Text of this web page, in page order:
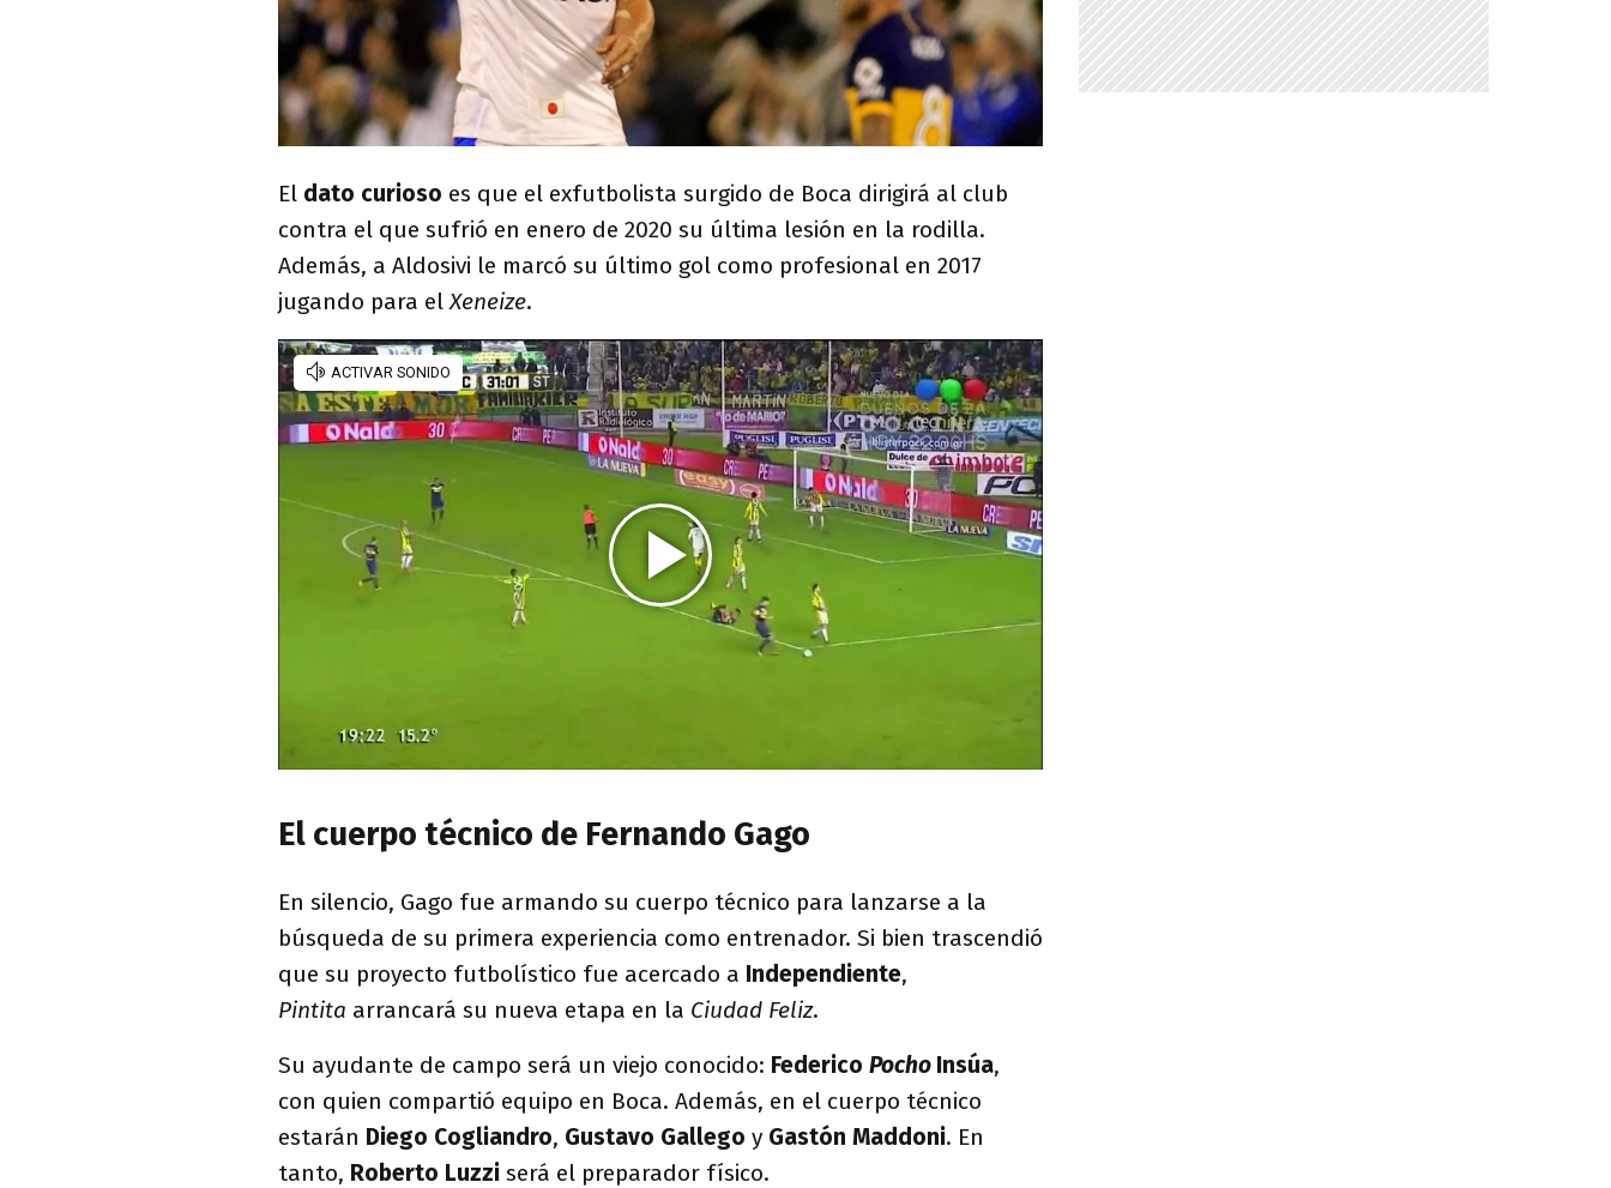
El dato curioso es que el exfutbolista surgido de Boca dirigirá al club
contra el que sufrió en enero de 2020 su última lesión en la rodilla.
Además, a Aldosivi le marcó su último gol como profesional en 2017
jugando para elXeneize.
El cuerpo técnico de Fernando Gago
En silencio, Gago fue armando su cuerpo técnico para lanzarse a la
búsqueda de su primera experiencia como entrenador. Si bien trascendió
que su proyecto futbolístico fue acercado a Independiente,
Pintita arrancará su nueva etapa en la Ciudad Feliz.
Su ayudante de campo será un viejo conocido: Federico Pocho Insúa,
con quien compartió equipo en Boca. Además, en el cuerpo técnico
estarán Diego Cogliandro, Gustavo Gallego y Gastón Maddoni. En
tanto, Roberto Luzzi será el preparador físico.